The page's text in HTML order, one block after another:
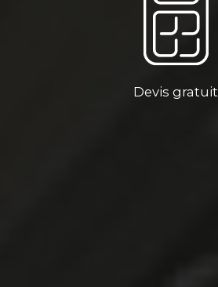
Devis gratuit